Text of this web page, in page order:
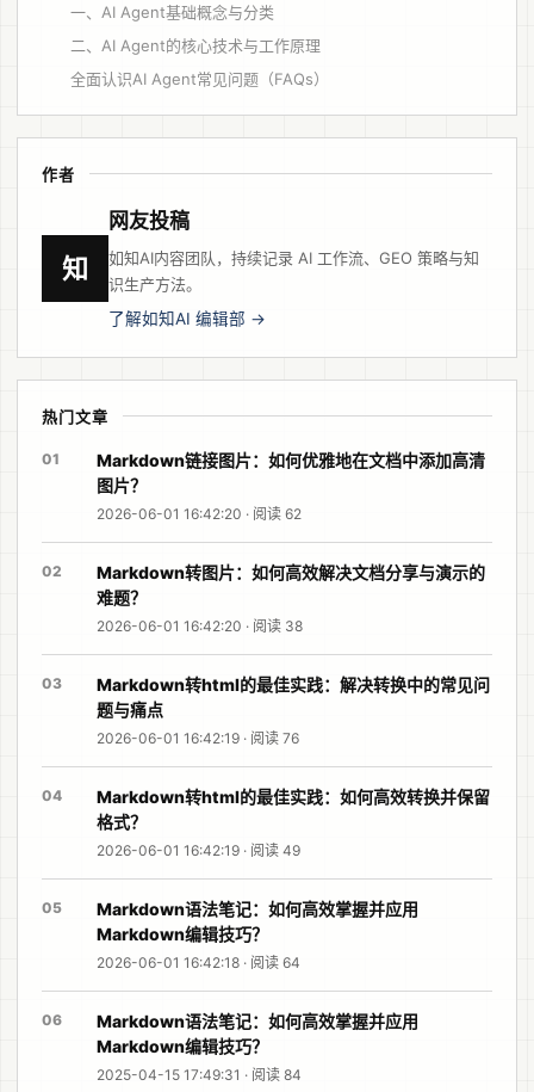
一、AI Agent基础概念与分类
二、AI Agent的核心技术与工作原理
全面认识AI Agent常见问题（FAQs）
作者
知
网友投稿
如知AI内容团队，持续记录 AI 工作流、GEO 策略与知
识生产方法。
了解如知AI 编辑部 →
热门文章
01
Markdown链接图片：如何优雅地在文档中添加高清
图片？
2026-06-01 16:42:20 · 阅读 62
02
Markdown转图片：如何高效解决文档分享与演示的
难题？
2026-06-01 16:42:20 · 阅读 38
03
Markdown转html的最佳实践：解决转换中的常见问
题与痛点
2026-06-01 16:42:19 · 阅读 76
04
Markdown转html的最佳实践：如何高效转换并保留
格式？
2026-06-01 16:42:19 · 阅读 49
05
Markdown语法笔记：如何高效掌握并应用
Markdown编辑技巧？
2026-06-01 16:42:18 · 阅读 64
06
Markdown语法笔记：如何高效掌握并应用
Markdown编辑技巧？
2025-04-15 17:49:31 · 阅读 84